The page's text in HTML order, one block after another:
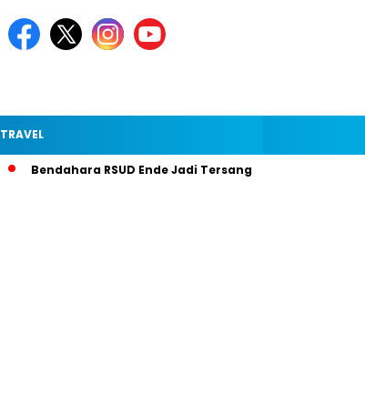
TRAVEL
Bendahara RSUD Ende Jadi Tersangka Dugaan Korupsi